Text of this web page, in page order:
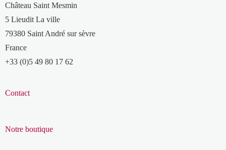
Château Saint Mesmin
5 Lieudit La ville
79380 Saint André sur sèvre
France
+33 (0)5 49 80 17 62
Contact
Notre boutique